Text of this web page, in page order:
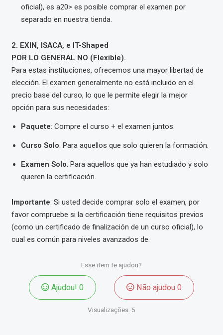
oficial), es a20> es posible comprar el examen por
separado en nuestra tienda.
2. EXIN, ISACA, e IT-Shaped
POR LO GENERAL NO (Flexible).
Para estas instituciones, ofrecemos una mayor libertad de
elección. El examen generalmente no está incluido en el
precio base del curso, lo que le permite elegir la mejor
opción para sus necesidades:
Paquete: Compre el curso + el examen juntos.
Curso Solo: Para aquellos que solo quieren la formación.
Examen Solo: Para aquellos que ya han estudiado y solo
quieren la certificación.
Importante: Si usted decide comprar solo el examen, por
favor compruebe si la certificación tiene requisitos previos
(como un certificado de finalización de un curso oficial), lo
cual es común para niveles avanzados de.
Esse item te ajudou?
Ajudou!0 Não ajudou 0
Visualizações: 5